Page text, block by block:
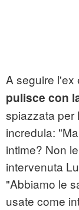
A seguire l'ex
pulisce con
spiazzata per
incredula:
intime? Non
intervenuta
"Abbiamo le
usate come